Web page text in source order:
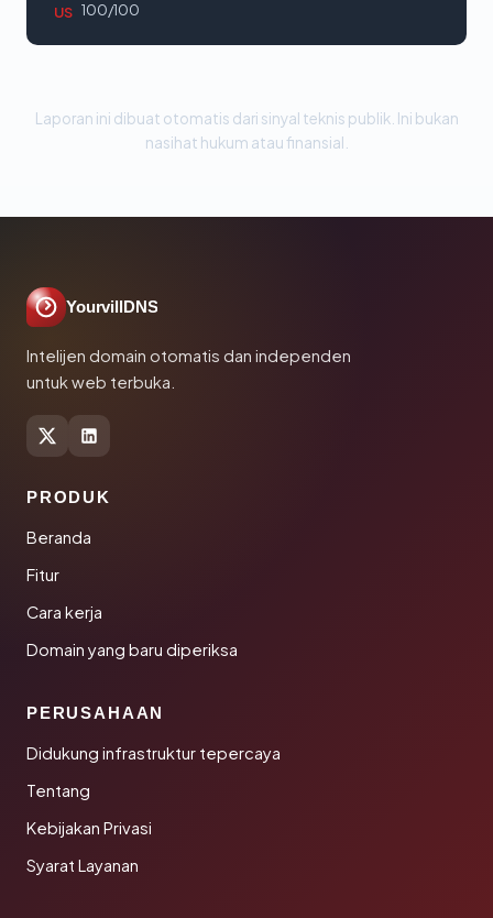
US 100/100
Laporan ini dibuat otomatis dari sinyal teknis publik. Ini bukan
nasihat hukum atau finansial.
YourvillDNS
Intelijen domain otomatis dan independen
untuk web terbuka.
PRODUK
Beranda
Fitur
Cara kerja
Domain yang baru diperiksa
PERUSAHAAN
Didukung infrastruktur tepercaya
Tentang
Kebijakan Privasi
Syarat Layanan